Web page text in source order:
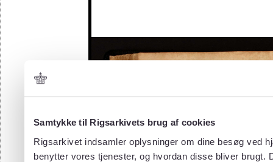
Samtykke til Rigsarkivets brug af cookies
Rigsarkivet indsamler oplysninger om dine besøg ved
benytter vores tjenester, og hvordan disse bliver